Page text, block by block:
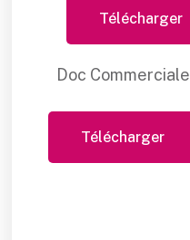
Télécharger
Doc Commerciale
Télécharger